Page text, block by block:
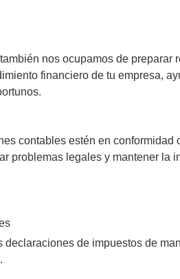
nos ocupamos de preparar
financiero de tu empresa,
contables estén en
problemas legales y mantener la
de impuestos de